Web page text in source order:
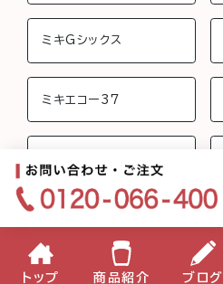
ミキGシックス
ミキエコー37
ミキプロティーン95 ス
トップ 商品紹介 ブログ